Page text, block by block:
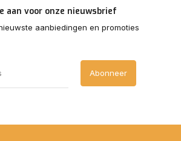
aan voor onze nieuwsbrief
aanbiedingen en promoties
Abonneer